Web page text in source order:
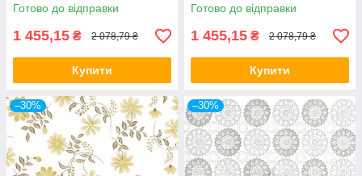
Готово до відправки
1 455,15 ₴ 2 078,79 ₴
Купити
Готово до відправки
1 455,15 ₴ 2 078,79 ₴
Купити
–30% –30%